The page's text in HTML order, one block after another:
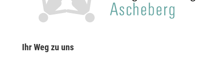
Ihr Weg zu uns